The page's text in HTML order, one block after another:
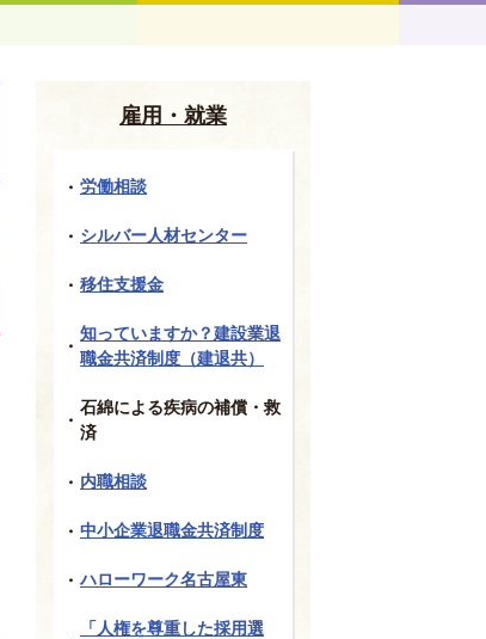
雇用・就業
労働相談
シルバー人材センター
移住支援金
知っていますか？建設業退
職金共済制度（建退共）
石綿による疾病の補償・救
済
内職相談
中小企業退職金共済制度
ハローワーク名古屋東
「人権を尊重した採用選